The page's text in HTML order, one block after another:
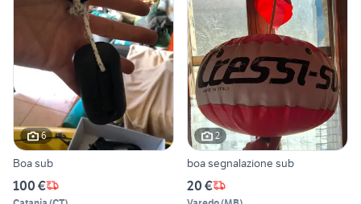
6
Boa sub
100 €
2
boa segnalazione sub
20 €